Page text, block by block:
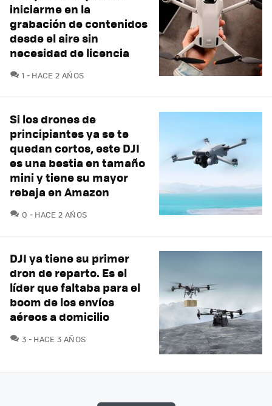
iniciarme en la
grabación de contenidos
desde el aire sin
necesidad de licencia
1 COMENTARIOS
HACE 2 AÑOS
Si los drones de
principiantes ya se te
quedan cortos, este DJI
es una bestia en tamaño
mini y tiene su mayor
rebaja en Amazon
0 COMENTARIOS
HACE 2 AÑOS
DJI ya tiene su primer
dron de reparto. Es el
líder que faltaba para el
boom de los envíos
aéreos a domicilio
3 COMENTARIOS
HACE 3 AÑOS